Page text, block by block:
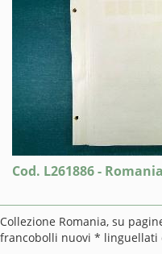
Cod. L261886 - Romania
Collezione Romania, su
francobolli nuovi * linguellati